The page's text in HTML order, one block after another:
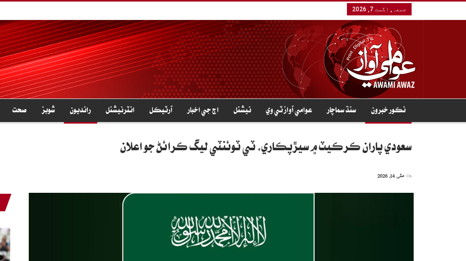
جمعہ, اگست 7, 2026
نڪور خبرون سنڌ سماچار عوامي آواز ٽي وي نيشنل اڄ جي اخبار آرٽيڪل انٽرنيشنل رانديون شوبز صحت
سعودي پاران ڪرڪيٽ ۾ سيڙپڪاري، ٽي ٽوئنٽي ليگ ڪرائڻ جو اعلان
مئی 14, 2026